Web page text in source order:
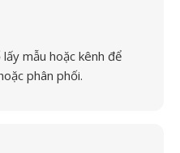
mẫu hoặc kênh để
phân phối.